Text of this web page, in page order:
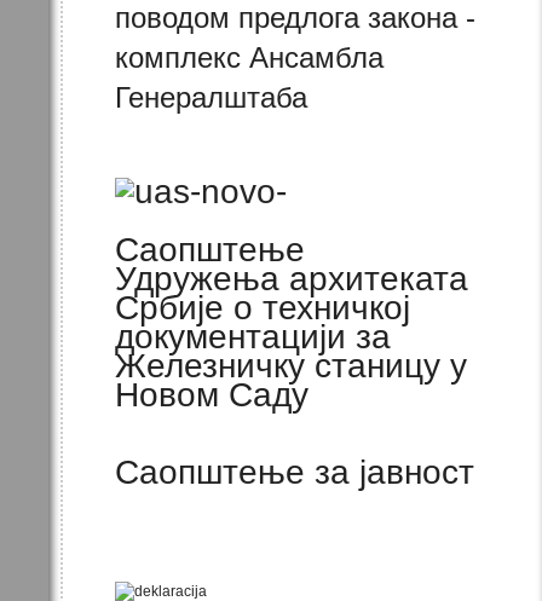
поводом предлога закона -
комплекс Ансамбла
Генералштаба
Саопштење
Удружења архитеката
Србије о техничкој
документацији за
Железничку станицу у
Новом Саду
Саопштење за јавност